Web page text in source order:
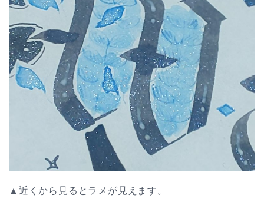
▲近くから見るとラメが見えます。